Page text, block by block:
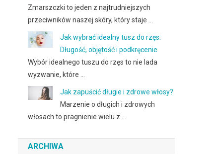
Zmarszczki to jeden z najtrudniejszych
przeciwników naszej skóry, który staje …
Jak wybrać idealny tusz do rzęs:
Długość, objętość i podkręcenie
Wybór idealnego tuszu do rzęs to nie lada
wyzwanie, które …
Jak zapuścić długie i zdrowe włosy?
Marzenie o długich i zdrowych
włosach to pragnienie wielu z …
ARCHIWA